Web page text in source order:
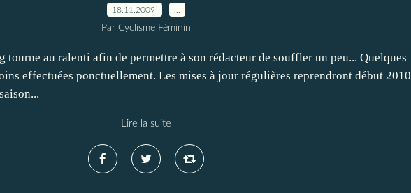
18.11.2009
Par Cyclisme Féminin
tourne au ralenti afin de permettre à son rédacteur de souffler un peu... Quelques
effectuées ponctuellement. Les mises à jour régulières reprendront début 2010
Lire la suite